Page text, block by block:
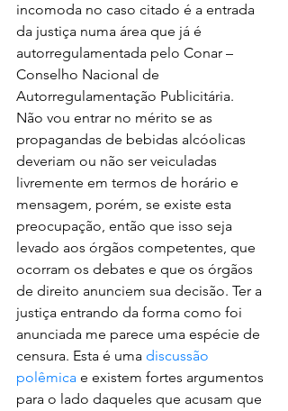
incomoda no caso citado é a entrada
da justiça numa área que já é
autorregulamentada pelo Conar –
Conselho Nacional de
Autorregulamentação Publicitária.
Não vou entrar no mérito se as
propagandas de bebidas alcóolicas
deveriam ou não ser veiculadas
livremente em termos de horário e
mensagem, porém, se existe esta
preocupação, então que isso seja
levado aos órgãos competentes, que
ocorram os debates e que os órgãos
de direito anunciem sua decisão. Ter a
justiça entrando da forma como foi
anunciada me parece uma espécie de
censura. Esta é uma discussão
polêmica e existem fortes argumentos
para o lado daqueles que acusam que